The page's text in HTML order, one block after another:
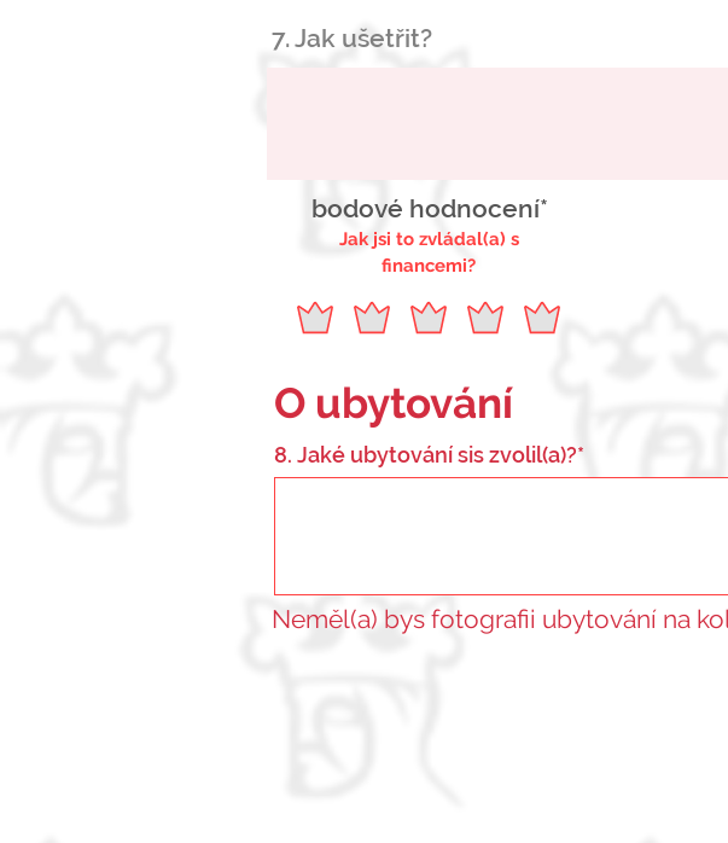
7. Jak ušetřit?
bodové hodnocení*
Jak jsi to zvládal(a) s
financemi?
O ubytování
8. Jaké ubytování sis zvolil(a)?*
Neměl(a) bys fotografii ubytování na